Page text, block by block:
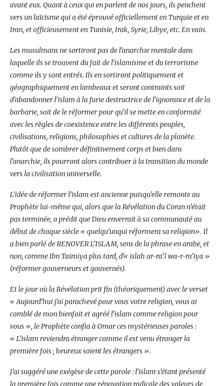
avant eux. Quant à ceux qui en parlent de nos jours, ils penchent
vers un laïcisme qui a été éprouvé officiellement en Turquie et en
Iran, et officieusement en Tunisie, Irak, Syrie, Libye, etc. En vain.
Les musulmans ne sortiront pas de l’anarchie mentale dans
laquelle ils se trouvent du fait de l’islamisme et du terrorisme
comme ils y sont entrés. Ils en sortiront politiquement et
géographiquement en lambeaux et seront contraints soit
d’abandonner l’islam à la furie destructrice de l’ignorance et de la
barbarie, soit de le réformer pour qu’il se mette en conformité
avec les règles de coexistence entre les différents peuples,
civilisations, religions, philosophies et cultures de la planète.
Plutôt que de sombrer définitivement corps et bien dans
l’anarchie, ils pourront alors contribuer à la transition du monde
vers la civilisation universelle.
L’idée de réformer l’islam est ancienne puisqu’elle remonte au
Prophète lui-même qui, alors que la Révélation du Coran n’était
pas terminée, a prédit que Dieu enverrait à sa communauté au
début de chaque siècle « quelqu’unqui réformera sa religion». Il
a bien parlé de RENOVER L’ISLAM, sens de la phrase en arabe, et
non, comme Ibn Taimiya plus tard, d’« islah ar-ra’î wa-r-ra’iya »
(réformer gouverneurs et gouvernés).
Et le jour où la Révélation prit fin (théoriquement) avec le verset
« Aujourd’hui j’ai parachevé pour vous votre religion, vous ai
comblé de mon bienfait et agréé l’islam comme religion pour
vous », le Prophète confia à Omar ces mystérieuses paroles :
« L’islam reviendra étranger comme il est venu étranger la
première fois ; heureux soient les étrangers ».
J’ai suggéré une exégèse de cette parole : l’islam s’étant présenté
la première fois comme une rénovation radicale des valeurs de